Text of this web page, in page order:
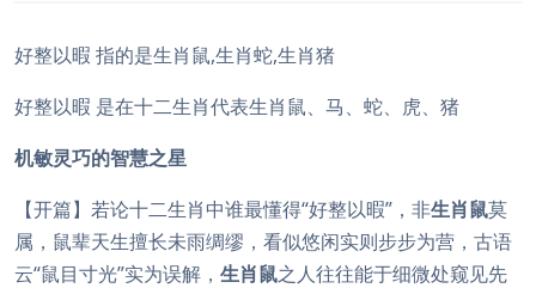
好整以暇 指的是生肖鼠,生肖蛇,生肖猪
好整以暇 是在十二生肖代表生肖鼠、马、蛇、虎、猪
机敏灵巧的智慧之星
【开篇】若论十二生肖中谁最懂得“好整以暇”，非生肖鼠莫
属，鼠辈天生擅长未雨绸缪，看似悠闲实则步步为营，古语
云“鼠目寸光”实为误解， 生肖鼠之人往往能于细微处窥见先